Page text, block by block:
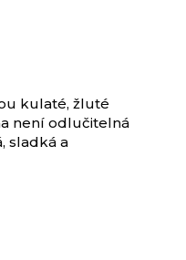
kulaté, žluté
není odlučitelná
sladká a